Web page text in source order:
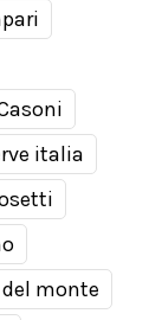
italia
del monte